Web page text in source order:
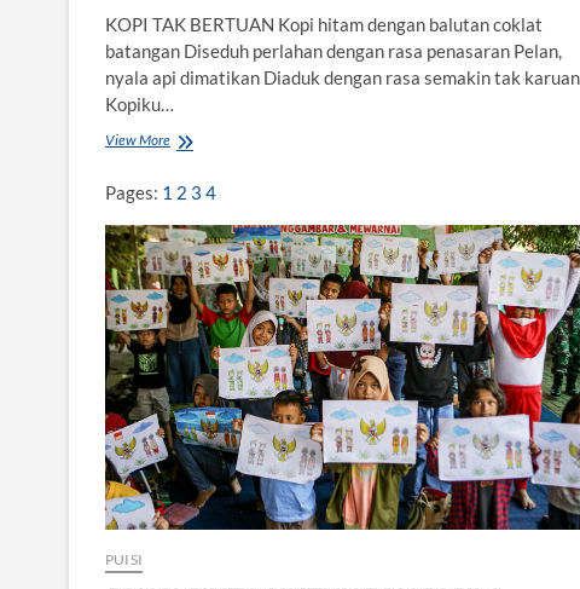
KOPI TAK BERTUAN Kopi hitam dengan balutan coklat
batangan Diseduh perlahan dengan rasa penasaran Pelan,
nyala api dimatikan Diaduk dengan rasa semakin tak karuan
Kopiku…
View More K
P
I
T
A
K
B
E
R
T
U
A
N
Pages: 1 2 3 4
PUISI